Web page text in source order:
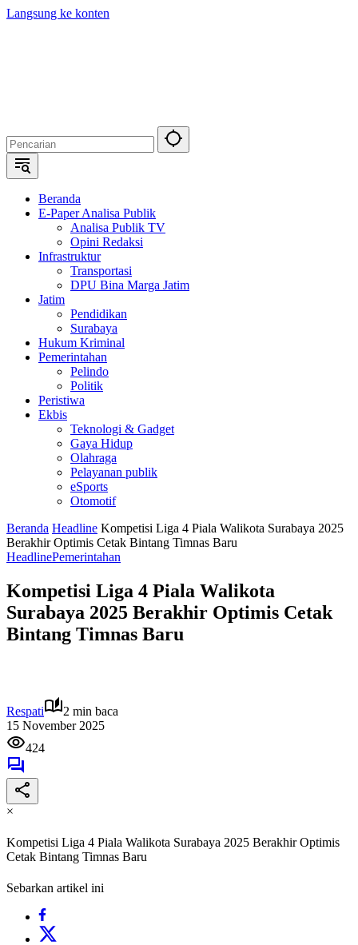
Langsung ke konten
Beranda
E-Paper Analisa Publik
Analisa Publik TV
Opini Redaksi
Infrastruktur
Transportasi
DPU Bina Marga Jatim
Jatim
Pendidikan
Surabaya
Hukum Kriminal
Pemerintahan
Pelindo
Politik
Peristiwa
Ekbis
Teknologi & Gadget
Gaya Hidup
Olahraga
Pelayanan publik
eSports
Otomotif
Beranda Headline Kompetisi Liga 4 Piala Walikota Surabaya 2025
Berakhir Optimis Cetak Bintang Timnas Baru
HeadlinePemerintahan
Kompetisi Liga 4 Piala Walikota
Surabaya 2025 Berakhir Optimis Cetak
Bintang Timnas Baru
Respati
2 min baca
15 November 2025
424
×
Kompetisi Liga 4 Piala Walikota Surabaya 2025 Berakhir Optimis
Cetak Bintang Timnas Baru
Sebarkan artikel ini